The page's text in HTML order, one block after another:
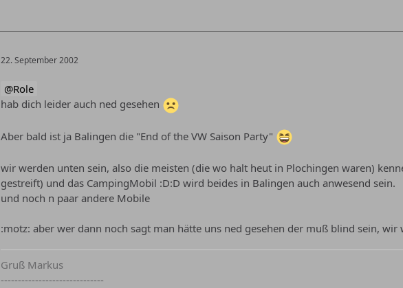
22. September 2002
Role
hab dich leider auch ned gesehen
Aber bald ist ja Balingen die "End of the VW Saison Party"
wir werden unten sein, also die meisten (die wo halt heut in Plochingen waren)
gestreift) und das CampingMobil :D:D wird beides in Balingen auch anwesend sein.
und noch n paar andere Mobile
:motz: aber wer dann noch sagt man hätte uns ned gesehen der muß blind sein,
Gruß Markus
------------------------------